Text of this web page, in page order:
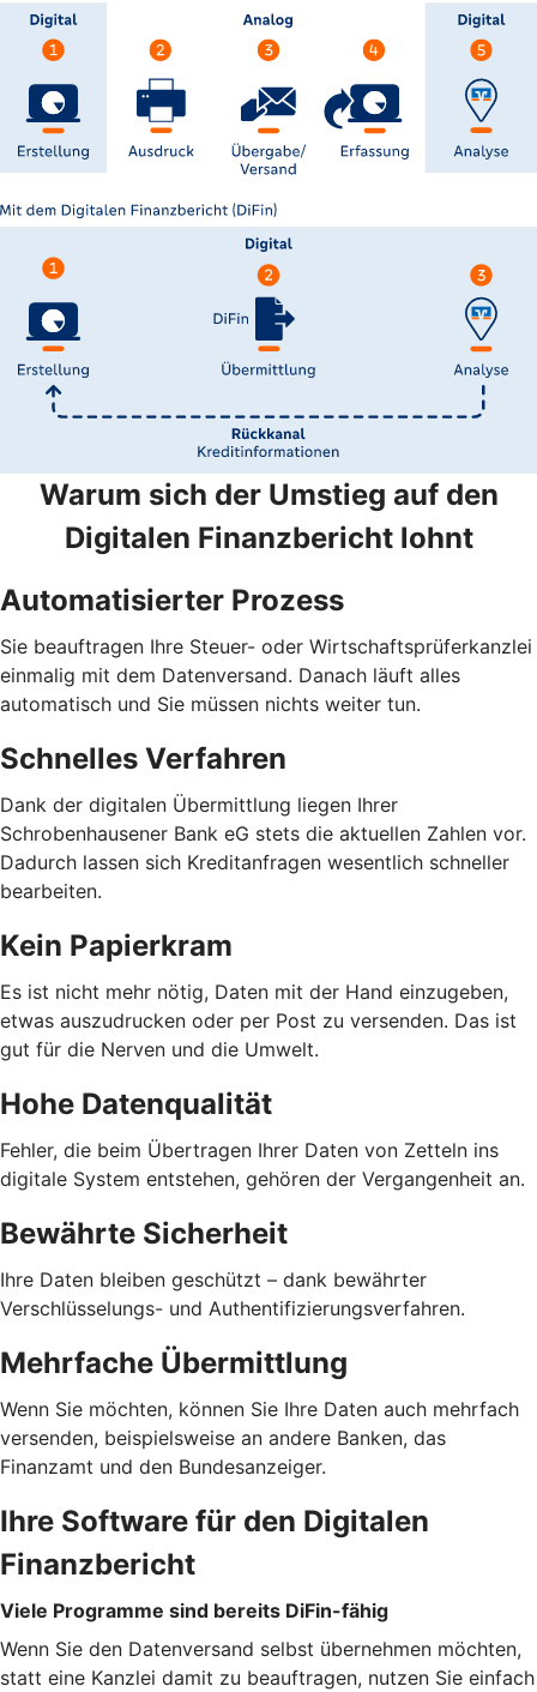
Warum sich der Umstieg auf den
Digitalen Finanzbericht lohnt
Automatisierter Prozess
Sie beauftragen Ihre Steuer- oder Wirtschaftsprüferkanzlei
einmalig mit dem Datenversand. Danach läuft alles
automatisch und Sie müssen nichts weiter tun.
Schnelles Verfahren
Dank der digitalen Übermittlung liegen Ihrer
Schrobenhausener Bank eG stets die aktuellen Zahlen vor.
Dadurch lassen sich Kreditanfragen wesentlich schneller
bearbeiten.
Kein Papierkram
Es ist nicht mehr nötig, Daten mit der Hand einzugeben,
etwas auszudrucken oder per Post zu versenden. Das ist
gut für die Nerven und die Umwelt.
Hohe Datenqualität
Fehler, die beim Übertragen Ihrer Daten von Zetteln ins
digitale System entstehen, gehören der Vergangenheit an.
Bewährte Sicherheit
Ihre Daten bleiben geschützt – dank bewährter
Verschlüsselungs- und Authentifizierungsverfahren.
Mehrfache Übermittlung
Wenn Sie möchten, können Sie Ihre Daten auch mehrfach
versenden, beispielsweise an andere Banken, das
Finanzamt und den Bundesanzeiger.
Ihre Software für den Digitalen
Finanzbericht
Viele Programme sind bereits DiFin-fähig
Wenn Sie den Datenversand selbst übernehmen möchten,
statt eine Kanzlei damit zu beauftragen, nutzen Sie einfach